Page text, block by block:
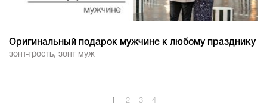
Оригинальный подарок мужчине к любому празднику
зонт-трость, зонт муж
1 2 3 4